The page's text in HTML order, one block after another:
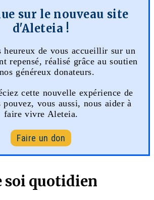
sur le nouveau site
d'Aleteia !
heureux de vous accueillir sur un
repensé, réalisé grâce au soutien
généreux donateurs.
cette nouvelle expérience de
vous aussi, nous aider à
faire vivre Aleteia.
Faire un don
soi quotidien